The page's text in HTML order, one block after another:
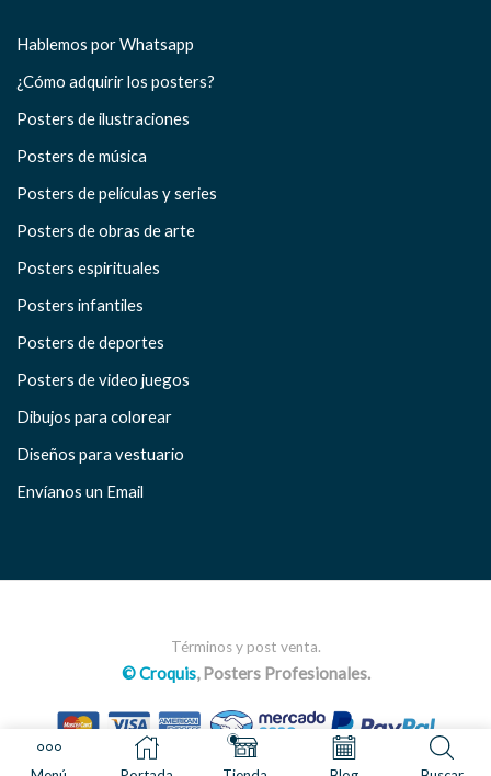
Hablemos por Whatsapp
¿Cómo adquirir los posters?
Posters de ilustraciones
Posters de música
Posters de películas y series
Posters de obras de arte
Posters espirituales
Posters infantiles
Posters de deportes
Posters de video juegos
Dibujos para colorear
Diseños para vestuario
Envíanos un Email
Términos y post venta.
© Croquis, Posters Profesionales.